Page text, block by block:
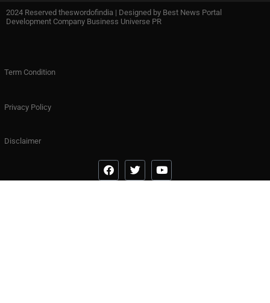
2024 Reserved theswordofindia | Designed by Best News Portal
Development Company Business Universe PR
Term Condition
Privacy Policy
Disclaimer